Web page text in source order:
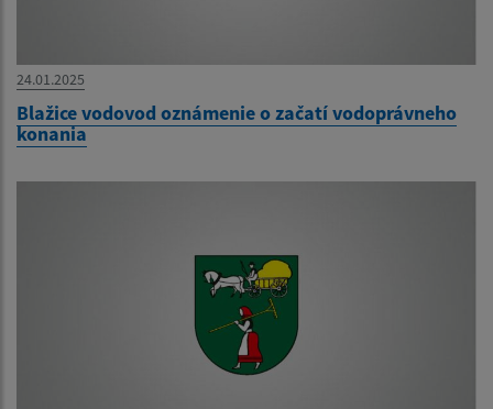
24.01.2025
Blažice vodovod oznámenie o začatí vodoprávneho
konania